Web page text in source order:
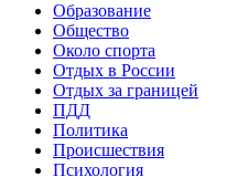
Образование
Общество
Около спорта
Отдых в России
Отдых за границей
ПДД
Политика
Происшествия
Психология